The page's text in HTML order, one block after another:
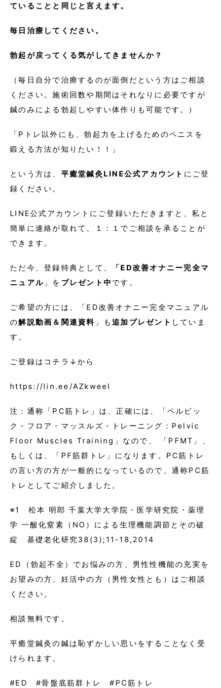
ていることと同じと言えます。
毎日治療してください。
勃起が戻ってくる気がしてきませんか？
（毎日自分で治療するのが面倒だという方は ご相談
ください。施術回数や期間はそれなりに必要ですが
鍼のみによる勃起しやすい体作りも可能です。）
「Pトレ以外にも、勃起力を上げるためのペニスを
鍛える方法が知りたい！！」
という方は、 平癒堂鍼灸LINE公式アカウント にご登
録 ください。
LINE公式アカウントにご登録いただきますと、私と
簡単に連絡が取れて、１：１でご相談を承ることが
できます。
ただ今、登録特典として、
「ED改善オナニー完全マ
ニュアル 」を プレゼント中 です。
ご希望の方には、「ED改善オナニー完全マニュアル
の解説動画＆関連資料 」も 追加プレゼント していま
す。
ご登録はコチラ↓から
https://lin.ee/AZkweeI
注：通称「PC筋トレ」は、正確には、「ペルビッ
ク・フロア・マッスルズ・トレーニング：Pelvic
Floor Muscles Training」なので、 「PFMT」、
もしくは、「PF筋群トレ」になります。PC筋トレ
の言い方の方が一般的になっているので、通称PC筋
トレとしてご紹介しました。
※1 松本 明郎 千葉大学大学院・医学研究院・薬理
学 一酸化窒素（NO）による生理機能調節とその破
綻 基礎老化研究38(3);11-18,2014
ED（勃起不全）でお悩みの方、男性性機能の充実を
お望みの方、妊活中の方（男性女性とも）は ご相談
ください。
相談無料です。
平癒堂鍼灸の鍼は恥ずかしい思いをすることなく受
けられます。
#ED #骨盤底筋群トレ #PC筋トレ